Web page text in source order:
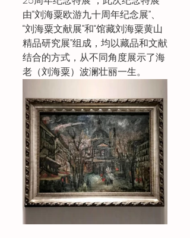
由“刘海粟欧游九十周年纪念展”、
“刘海粟文献展”和“馆藏刘海粟黄山
精品研究展”组成，均以藏品和文献
结合的方式，从不同角度展示了海
老（刘海粟）波澜壮丽一生。